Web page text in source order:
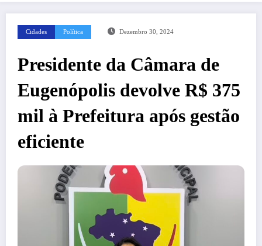
Cidades Política Dezembro 30, 2024
Presidente da Câmara de
Eugenópolis devolve R$ 375
mil à Prefeitura após gestão
eficiente